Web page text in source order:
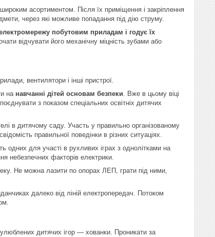
асортиментом. Після їх приміщення і закріплення
через які можливе попадання під дію струму.
побутовим приладам і годує їх
відчувати його механічну міцність зубами або
вентилятори і інші пристрої.
на навчанні дітей основам безпеки. Вже в цьому віці
з показом спеціальних освітніх дитячих
в дитячому саду. Участь у правильно організованому
правильної поведінки в різних ситуаціях.
для участі в рухливих іграх з однолітками на
небезпечних факторів електрики.
Не можна лазити по опорах ЛЕП, грати під ними,
далеко від ліній електропередач. Потоком
дитячих ігор — хованки. Проникати за